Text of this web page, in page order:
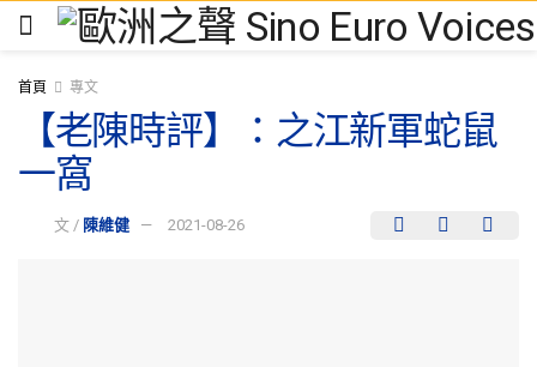
首頁 專文
【老陳時評】：之江新軍蛇鼠
一窩
文 / 陳維健 2021-08-26